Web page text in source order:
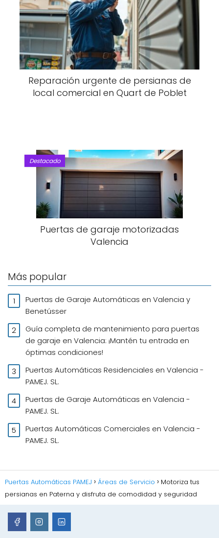
Reparación urgente de persianas de
local comercial en Quart de Poblet
Destacado
Puertas de garaje motorizadas
Valencia
Más popular
Puertas de Garaje Automáticas en Valencia y
Benetússer
Guía completa de mantenimiento para puertas
de garaje en Valencia: ¡Mantén tu entrada en
óptimas condiciones!
Puertas Automáticas Residenciales en Valencia -
PAMEJ. SL.
Puertas de Garaje Automáticas en Valencia -
PAMEJ. SL.
Puertas Automáticas Comerciales en Valencia -
PAMEJ. SL.
Puertas Automáticas PAMEJ Áreas de Servicio
Motoriza tus
persianas en Paterna y disfruta de comodidad y seguridad